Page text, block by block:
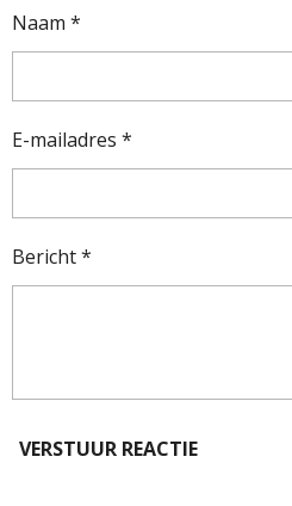
Naam *
E-mailadres *
Bericht *
VERSTUUR REACTIE